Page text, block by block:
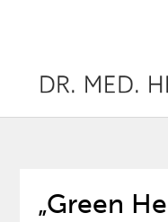
„Green